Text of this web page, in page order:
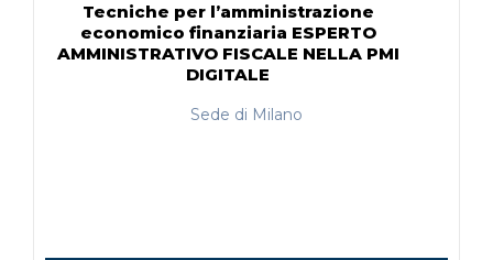
Tecniche per l’amministrazione
economico finanziaria ESPERTO
AMMINISTRATIVO FISCALE NELLA PMI
DIGITALE
Sede di Milano